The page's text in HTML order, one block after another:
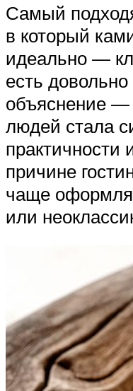
Самый
в который
идеально —
есть
объяснение —
людей стала
практичности
причине
чаще
или